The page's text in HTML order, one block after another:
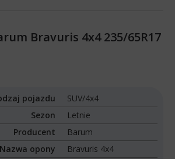
Bravuris 4x4 235/65R17
pojazdu
SUV/4x4
Sezon
Letnie
Producent
Barum
Nazwa opony
Bravuris 4x4